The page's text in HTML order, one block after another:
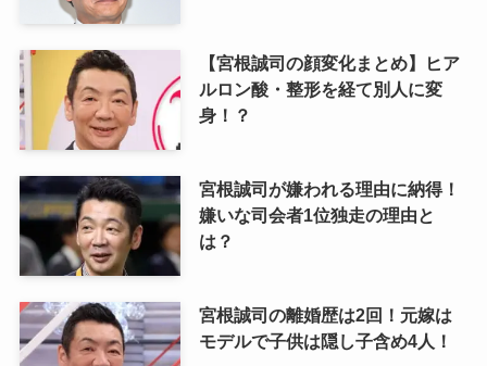
【宮根誠司の顔変化まとめ】ヒア
ルロン酸・整形を経て別人に変
身！？
宮根誠司が嫌われる理由に納得！
嫌いな司会者1位独走の理由と
は？
宮根誠司の離婚歴は2回！元嫁は
モデルで子供は隠し子含め4人！